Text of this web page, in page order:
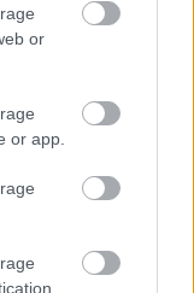
or
or app.
az
meg